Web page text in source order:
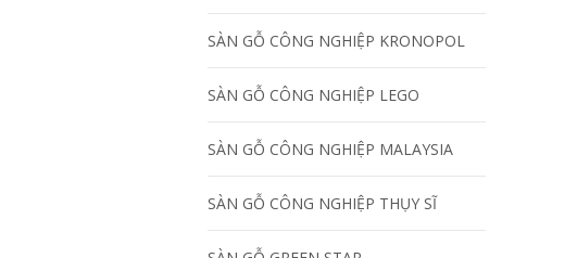
SÀN GỖ CÔNG NGHIỆP KRONOPOL
SÀN GỖ CÔNG NGHIỆP LEGO
SÀN GỖ CÔNG NGHIỆP MALAYSIA
SÀN GỖ CÔNG NGHIỆP THỤY SĨ